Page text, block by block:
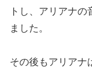
トし、アリアナ
ました。
その後もアリアナ